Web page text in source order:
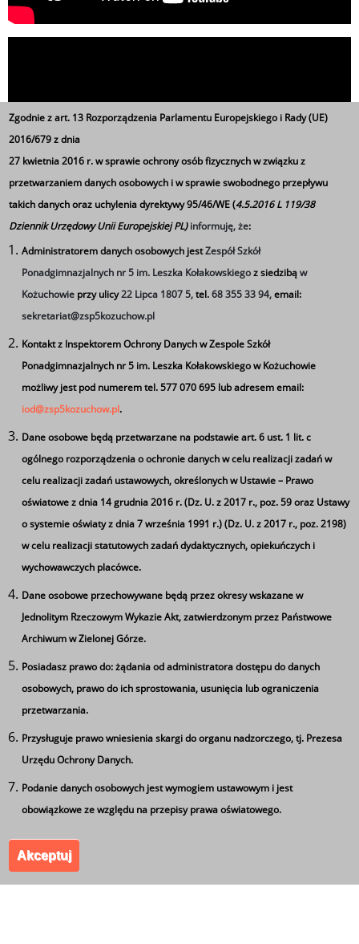
Tagi
Bieg Rekruta
Turniej klas wojskowych
innowacja wojskowa
Zespół Szkół Ponadgimnazjalnych nr 5 im. Leszka
Kołakowskiego w Kożuchowie. Wszystkie prawa
Ta strona wykorzystuje pliki cookie
Używamy informacji zapisanych za pomocą plików
korzystaniu z naszego serwisu. Mogą też korzystać z nich
współpracujące z nami firmy badawcze oraz reklamowe.
Jeżeli wyrażasz zgodę na zapisywanie informacji zawartej
w cookies kliknij na przycisk 'zgadzam się'. Jeśli nie
możesz zmienić w swojej przeglądarce.
Zgodnie z art. 13 Rozporządzenia Parlamentu Europejskiego i Rady (UE)
2016/679 z dnia
27 kwietnia 2016 r. w sprawie ochrony osób fizycznych w związku z
przetwarzaniem danych osobowych i w sprawie swobodnego przepływu
takich danych oraz uchylenia dyrektywy 95/46/WE (4.5.2016 L 119/38
Dziennik Urzędowy Unii Europejskiej PL)informuję, że:
Administratorem danych osobowych jestZespół Szkół
Ponadgimnazjalnych nr 5 im. Leszka Kołakowskiegoz siedzibąw
Kożuchowie przy ulicy22 Lipca 1807 5,tel.68 355 33 94,email:
sekretariat@zsp5kozuchow.pl
Kontakt z Inspektorem Ochrony Danych w Zespole Szkół
Ponadgimnazjalnych nr 5 im. Leszka Kołakowskiego w Kożuchowie
możliwy jest pod numerem tel. 577 070 695 lub adresem email:
iod@zsp5kozuchow.pl.
Dane osobowe będą przetwarzane na podstawie art. 6 ust. 1 lit. c
ogólnego rozporządzenia o ochronie danych w celu realizacji zadań w
celu realizacji zadań ustawowych, określonych w Ustawie – Prawo
oświatowe z dnia 14 grudnia 2016 r. (Dz. U. z 2017 r., poz. 59 oraz Ustawy
o systemie oświaty z dnia 7 września 1991 r.) (Dz. U. z 2017 r., poz. 2198)
w celu realizacji statutowych zadań dydaktycznych, opiekuńczych i
wychowawczych placówce.
Dane osobowe przechowywane będą przez okresy wskazane w
Jednolitym Rzeczowym Wykazie Akt, zatwierdzonym przez Państwowe
Archiwum w Zielonej Górze.
Posiadasz prawo do: żądania od administratora dostępu do danych
osobowych, prawo do ich sprostowania, usunięcia lub ograniczenia
przetwarzania.
Przysługuje prawo wniesienia skargi do organu nadzorczego, tj. Prezesa
Urzędu Ochrony Danych.
Podanie danych osobowych jest wymogiem ustawowym i jest
obowiązkowe ze względu na przepisy prawa oświatowego.
Akceptuj